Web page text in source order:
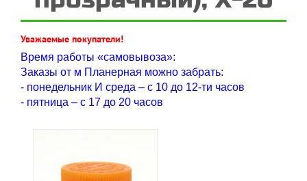
Уважаемые покупатели!
Время работы «самовывоза»:
Заказы от м Планерная можно забрать:
- понедельник И среда – с 10 до 12-ти часов
- пятница – с 17 до 20 часов